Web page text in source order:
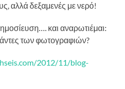
αλλά δεξαμενές με νερό!
και αναρωτιέμαι:
των φωτογραφιών?
2012/11/blog-